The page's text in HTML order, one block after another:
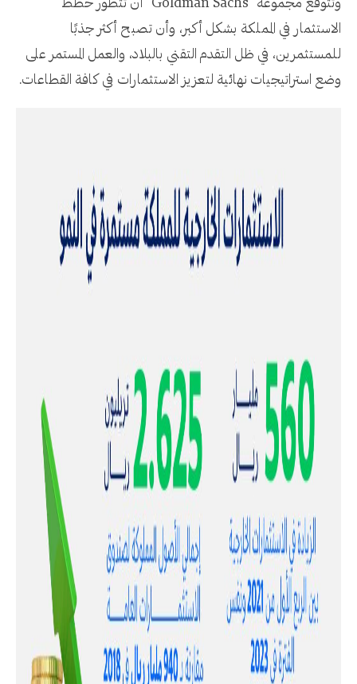
وتتوقع مجموعة "Goldman Sachs" أن تتطور خطط
الاستثمار في المملكة بشكل أكبر، وأن تصبح أكثر جذبًا
للمستثمرين، في ظل التقدم التقني بالبلاد، والعمل المستمر على
وضع استراتيجيات نهائية لتعزيز الاستثمارات في كافة القطاعات.